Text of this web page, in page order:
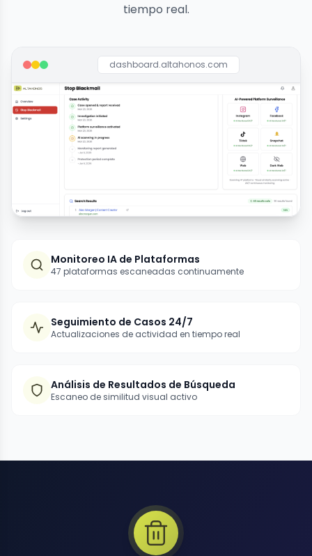
tiempo real.
dashboard.altahonos.com
Monitoreo IA de Plataformas
47 plataformas escaneadas continuamente
Seguimiento de Casos 24/7
Actualizaciones de actividad en tiempo real
Análisis de Resultados de Búsqueda
Escaneo de similitud visual activo